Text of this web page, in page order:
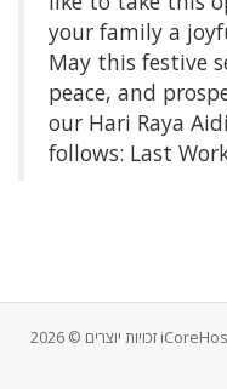
your family a
May this festive
peace, and
our Hari Raya
follows: Last